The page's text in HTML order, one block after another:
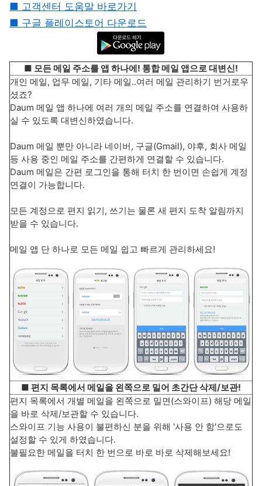
■ 고객센터 도움말 바로가기
■ 구글 플레이스토어 다운로드
■ 모든 메일 주소를 앱 하나에! 통합 메일 앱으로 대변신!
개인 메일, 업무 메일, 기타 메일..여러 메일 관리하기 번거로우
셨죠?
Daum 메일 앱 하나에 여러 개의 메일 주소를 연결하여 사용하
실 수 있도록 대변신하였습니다.
Daum 메일 뿐만 아니라 네이버, 구글(Gmail), 야후, 회사 메일
등 사용 중인 메일 주소를 간편하게 연결할 수 있습니다.
Daum 메일은 간편 로그인을 통해 터치 한 번이면 손쉽게 계정
연결이 가능합니다.
모든 계정으로 편지 읽기, 쓰기는 물론 새 편지 도착 알림까지
받을 수 있습니다.
메일 앱 단 하나로 모든 메일 쉽고 빠르게 관리하세요!
■ 편지 목록에서 메일을 왼쪽으로 밀어 초간단 삭제/보관!
편지 목록에서 개별 메일을 왼쪽으로 밀면(스와이프) 해당 메일
을 바로 삭제/보관할 수 있습니다.
스와이프 기능 사용이 불편하신 분을 위해 '사용 안 함'으로도
설정할 수 있게 하였습니다.
불필요한 메일을 터치 한 번으로 바로 바로 삭제해보세요!